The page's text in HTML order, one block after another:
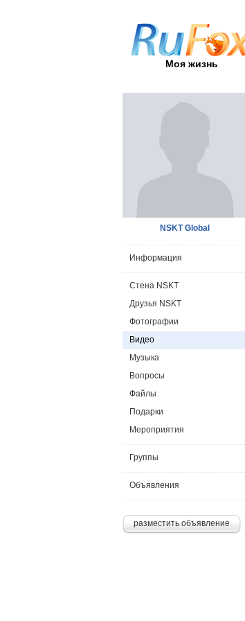
Моя жизнь
NSKT Global
Информация
Стена NSKT
Друзья NSKT
Фотографии
Видео
Музыка
Вопросы
Файлы
Подарки
Мероприятия
Группы
Объявления
разместить объявление